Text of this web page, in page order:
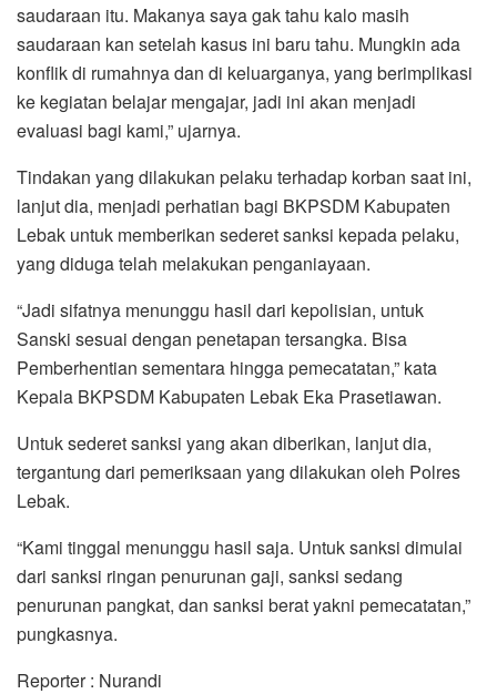
saudaraan itu. Makanya saya gak tahu kalo masih
saudaraan kan setelah kasus ini baru tahu. Mungkin ada
konflik di rumahnya dan di keluarganya, yang berimplikasi
ke kegiatan belajar mengajar, jadi ini akan menjadi
evaluasi bagi kami,” ujarnya.
Tindakan yang dilakukan pelaku terhadap korban saat ini,
lanjut dia, menjadi perhatian bagi BKPSDM Kabupaten
Lebak untuk memberikan sederet sanksi kepada pelaku,
yang diduga telah melakukan penganiayaan.
“Jadi sifatnya menunggu hasil dari kepolisian, untuk
Sanski sesuai dengan penetapan tersangka. Bisa
Pemberhentian sementara hingga pemecatatan,” kata
Kepala BKPSDM Kabupaten Lebak Eka Prasetiawan.
Untuk sederet sanksi yang akan diberikan, lanjut dia,
tergantung dari pemeriksaan yang dilakukan oleh Polres
Lebak.
“Kami tinggal menunggu hasil saja. Untuk sanksi dimulai
dari sanksi ringan penurunan gaji, sanksi sedang
penurunan pangkat, dan sanksi berat yakni pemecatatan,”
pungkasnya.
Reporter : Nurandi